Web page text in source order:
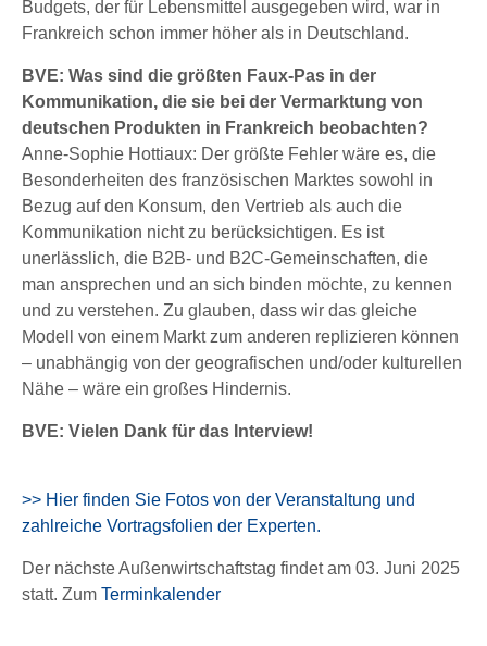
Budgets, der für Lebensmittel ausgegeben wird, war in
Frankreich schon immer höher als in Deutschland.
BVE: Was sind die größten Faux-Pas in der
Kommunikation, die sie bei der Vermarktung von
deutschen Produkten in Frankreich beobachten?
Anne-Sophie Hottiaux: Der größte Fehler wäre es, die
Besonderheiten des französischen Marktes sowohl in
Bezug auf den Konsum, den Vertrieb als auch die
Kommunikation nicht zu berücksichtigen. Es ist
unerlässlich, die B2B- und B2C-Gemeinschaften, die
man ansprechen und an sich binden möchte, zu kennen
und zu verstehen. Zu glauben, dass wir das gleiche
Modell von einem Markt zum anderen replizieren können
– unabhängig von der geografischen und/oder kulturellen
Nähe – wäre ein großes Hindernis.
BVE: Vielen Dank für das Interview!
>> Hier finden Sie Fotos von der Veranstaltung und
zahlreiche Vortragsfolien der Experten.
Der nächste Außenwirtschaftstag findet am 03. Juni 2025
statt. Zum Terminkalender